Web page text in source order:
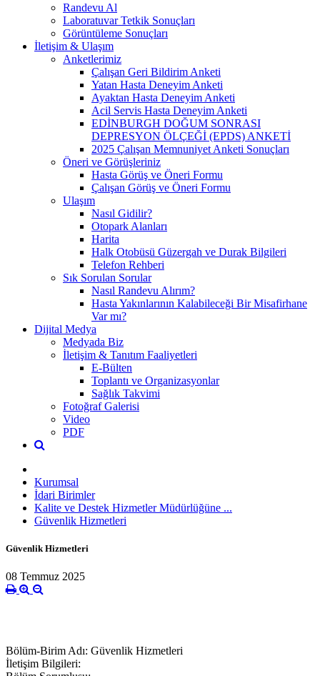
Randevu Al
Laboratuvar Tetkik Sonuçları
Görüntüleme Sonuçları
İletişim & Ulaşım
Anketlerimiz
Çalışan Geri Bildirim Anketi
Yatan Hasta Deneyim Anketi
Ayaktan Hasta Deneyim Anketi
Acil Servis Hasta Deneyim Anketi
EDİNBURGH DOĞUM SONRASI
DEPRESYON ÖLÇEĞİ (EPDS) ANKETİ
2025 Çalışan Memnuniyet Anketi Sonuçları
Öneri ve Görüşleriniz
Hasta Görüş ve Öneri Formu
Çalışan Görüş ve Öneri Formu
Ulaşım
Nasıl Gidilir?
Otopark Alanları
Harita
Halk Otobüsü Güzergah ve Durak Bilgileri
Telefon Rehberi
Sık Sorulan Sorular
Nasıl Randevu Alırım?
Hasta Yakınlarının Kalabileceği Bir Misafirhane
Var mı?
Dijital Medya
Medyada Biz
İletişim & Tanıtım Faaliyetleri
E-Bülten
Toplantı ve Organizasyonlar
Sağlık Takvimi
Fotoğraf Galerisi
Video
PDF
Kurumsal
İdari Birimler
Kalite ve Destek Hizmetler Müdürlüğüne ...
Güvenlik Hizmetleri
Güvenlik Hizmetleri
08 Temmuz 2025
Bölüm-Birim Adı: Güvenlik Hizmetleri
İletişim Bilgileri: